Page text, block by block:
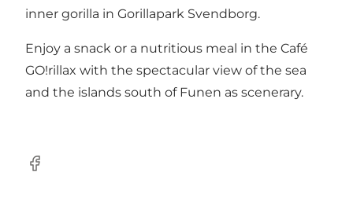
inner gorilla in Gorillapark Svendborg.
Enjoy a snack or a nutritious meal in the Café
GO!rillax with the spectacular view of the sea
and the islands south of Funen as scenerary.
Facebook